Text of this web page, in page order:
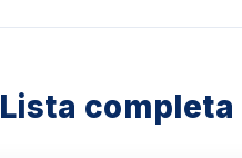
Lista